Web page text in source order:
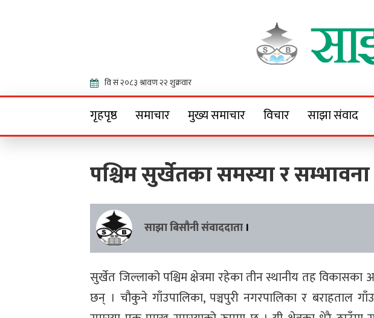
Sajha
गृहपृष्ठ समाचार मुख्य समाचार विचार साझा संवाद
पश्चिम सुर्खेतका समस्या र सम्भावना
साझा बिसौनी संवाददाता ।
सुर्खेत जिल्लाको पश्चिम क्षेत्रमा रहेका तीन स्थानीय तह विकासका
छन् । चौकुने गाँउपालिका, पञ्चपुरी नगरपालिका र बराहताल